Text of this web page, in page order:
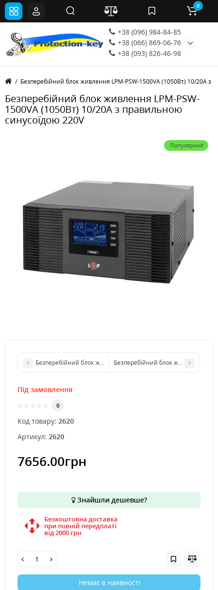
+38 (096) 984-84-85
+38 (066) 869-06-76
+38 (093) 826-46-98
0
Безперебійний блок живлення LPM-PSW-1500VA (1050Вт) 10/20A з
Безперебійний блок живлення LPM-PSW-
1500VA (1050Вт) 10/20A з правильною
синусоїдою 220V
Популярний
Безперебійний блок живлення GV-006-UPS-A-1202-10A
Безперебійний блок живлення Full
Під замовлення
0
Код товару: 2620
Артикул: 2620
7656.00грн
Знайшли дешевше?
Безкоштовна доставка
при повній передплаті
вiд 2000 грн
Немає в наявності